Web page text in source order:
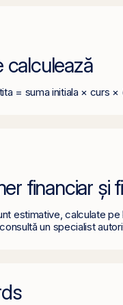
calculează
= suma initiala × curs
financiar și
estimative, calculate
un specialist